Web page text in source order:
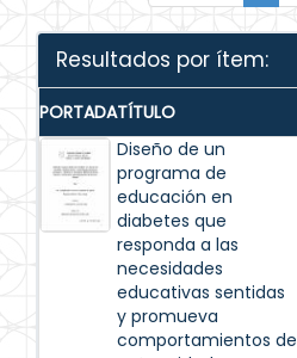
Resultados por ítem:
PORTADATÍTULO
Diseño de un
programa de
educación en
diabetes que
responda a las
necesidades
educativas sentidas
y promueva
comportamientos de